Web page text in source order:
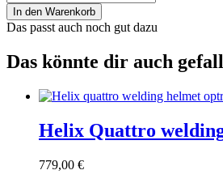
In den Warenkorb
Das passt auch noch gut dazu
Das könnte dir auch
Helix Quattro
779,00 €